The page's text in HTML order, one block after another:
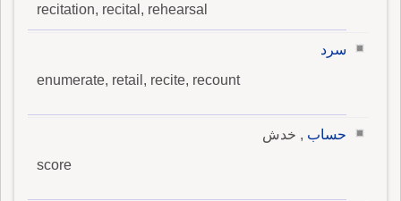
recitation, recital, rehearsal
سرد
enumerate, retail, recite, recount
حساب , خدش
score